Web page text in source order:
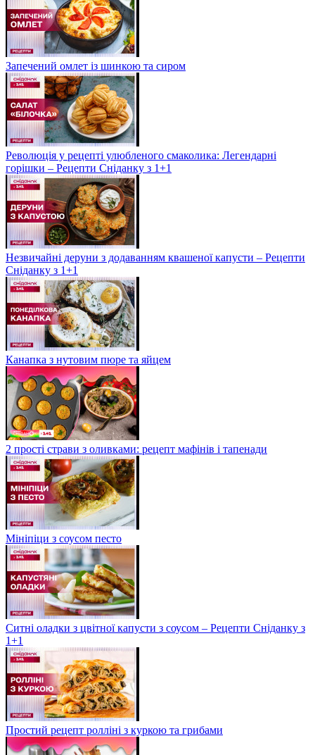
Запечений омлет із шинкою та сиром
Революція у рецепті улюбленого смаколика: Легендарні
горішки – Рецепти Сніданку з 1+1
Незвичайні деруни з додаванням квашеної капусти – Рецепти
Сніданку з 1+1
Канапка з нутовим пюре та яйцем
2 прості страви з оливками: рецепт мафінів і тапенади
Мініпіци з соусом песто
Ситні оладки з цвітної капусти з соусом – Рецепти Сніданку з
1+1
Простий рецепт ролліні з куркою та грибами